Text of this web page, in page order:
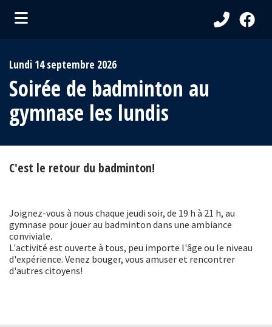
(Visiteurs )
(Loisirs et culture )
Lundi 14 septembre 2026
Soirée de badminton au
gymnase les lundis
C'est le retour du badminton!
Joignez-vous à nous chaque jeudi soir, de 19 h à 21 h, au
gymnase pour jouer au badminton dans une ambiance
conviviale.
L'activité est ouverte à tous, peu importe l'âge ou le niveau
d'expérience. Venez bouger, vous amuser et rencontrer
d'autres citoyens!